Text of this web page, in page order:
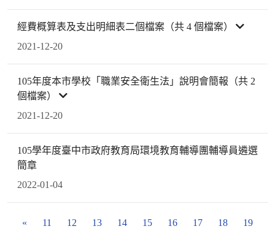
經費概算表及支出明細表二個檔案（共 4 個檔案）
2021-12-20
105年度本市學校「職業安全衛生法」說明會簡報（共 2
個檔案）
2021-12-20
105學年度臺中市政府教育局環境教育輔導團輔導員遴選
簡章
2022-01-04
« 11 12 13 14 15 16 17 18 19